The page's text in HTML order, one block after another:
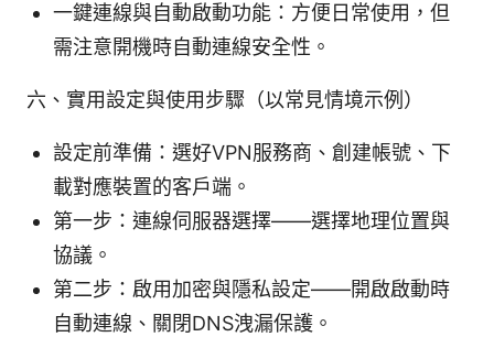
一鍵連線與自動啟動功能：方便日常使用，但
需注意開機時自動連線安全性。
六、實用設定與使用步驟（以常見情境示例）
設定前準備：選好VPN服務商、創建帳號、下
載對應裝置的客戶端。
第一步：連線伺服器選擇——選擇地理位置與
協議。
第二步：啟用加密與隱私設定——開啟啟動時
自動連線、關閉DNS洩漏保護。